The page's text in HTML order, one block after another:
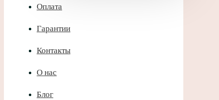
Оплата
Гарантии
Контакты
О нас
Блог